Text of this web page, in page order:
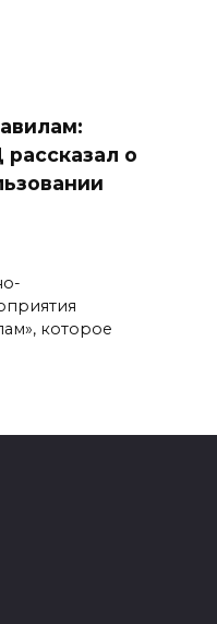
о
которое